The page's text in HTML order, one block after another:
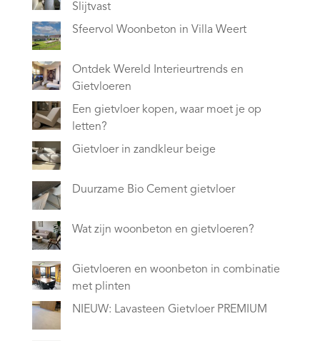
Slijtvast
Sfeervol Woonbeton in Villa Weert
Ontdek Wereld Interieurtrends en
Gietvloeren
Een gietvloer kopen, waar moet je op
letten?
Gietvloer in zandkleur beige
Duurzame Bio Cement gietvloer
Wat zijn woonbeton en gietvloeren?
Gietvloeren en woonbeton in combinatie
met plinten
NIEUW: Lavasteen Gietvloer PREMIUM